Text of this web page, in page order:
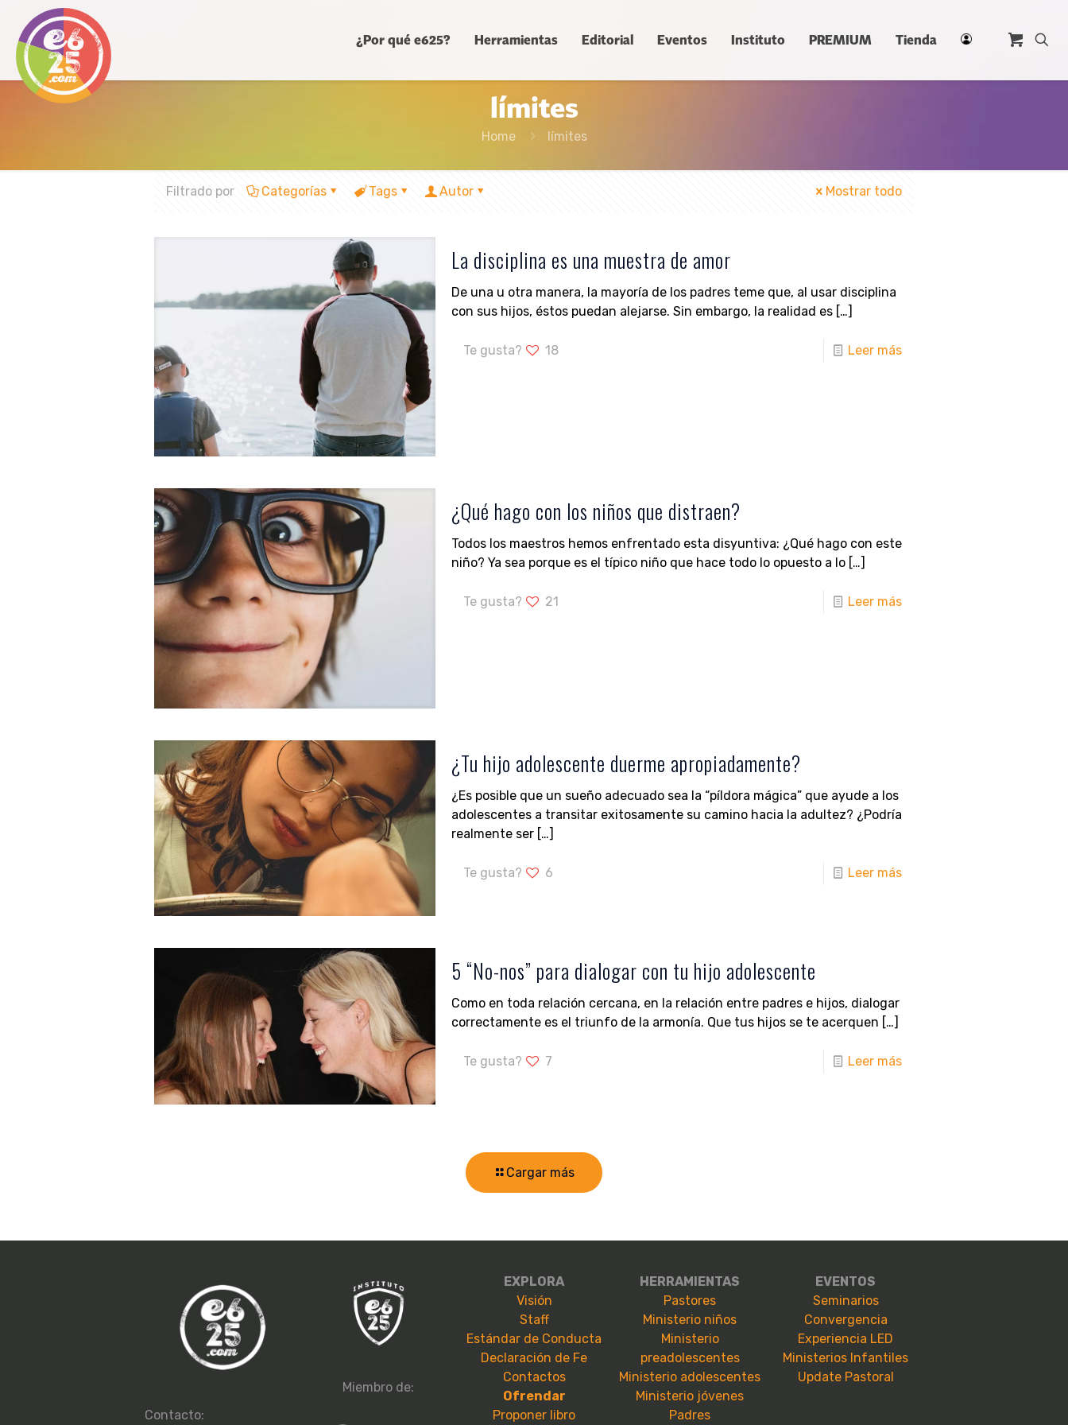
¿Por qué e625? Herramientas Editorial Eventos Instituto PREMIUM Tienda
límites
Home límites
Filtrado por Categorías Tags Autor Mostrar todo
La disciplina es una muestra de amor
De una u otra manera, la mayoría de los padres teme que, al usar disciplina
con sus hijos, éstos puedan alejarse. Sin embargo, la realidad es[…]
Te gusta? 18 Leer más
¿Qué hago con los niños que distraen?
Todos los maestros hemos enfrentado esta disyuntiva: ¿Qué hago con este
niño? Ya sea porque es el típico niño que hace todo lo opuesto a lo[…]
Te gusta? 21 Leer más
¿Tu hijo adolescente duerme apropiadamente?
¿Es posible que un sueño adecuado sea la “píldora mágica” que ayude a los
adolescentes a transitar exitosamente su camino hacia la adultez? ¿Podría
realmente ser[…]
Te gusta? 6 Leer más
5 “No-nos” para dialogar con tu hijo adolescente
Como en toda relación cercana, en la relación entre padres e hijos, dialogar
correctamente es el triunfo de la armonía. Que tus hijos se te acerquen […]
Te gusta? 7 Leer más
Cargar más
Contacto:
Miembro de:
EXPLORA
Visión
Staff
Estándar de Conducta
Declaración de Fe
Contactos
Ofrendar
Proponer libro
HERRAMIENTAS
Pastores
Ministerio niños
Ministerio
preadolescentes
Ministerio adolescentes
Ministerio jóvenes
Padres
EVENTOS
Seminarios
Convergencia
Experiencia LED
Ministerios Infantiles
Update Pastoral